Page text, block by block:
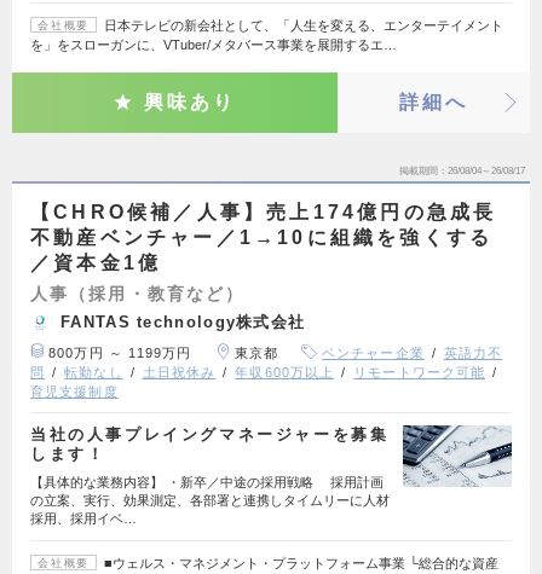
会社概要
日本テレビの新会社として、「人生を変える、エンターテイメント
を」をスローガンに、VTuber/メタバース事業を展開するエ…
興味あり 詳細へ
掲載期間 26/08/04～26/08/17
【CHRO候補／人事】売上174億円の急成長
不動産ベンチャー／1→10に組織を強くする
／資本金1億
人事（採用・教育など）
FANTAS technology株式会社
800万円 ～ 1199万円 東京都 ベンチャー企業
英語力不
問
転勤なし 土日祝休み 年収600万以上
リモートワーク可能
育児支援制度
当社の人事プレイングマネージャーを募集
します！
【具体的な業務内容】 ・新卒／中途の採用戦略 採用計画
の立案、実行、効果測定、各部署と連携しタイムリーに人材
採用、採用イベ…
会社概要
■ウェルス・マネジメント・プラットフォーム事業 └総合的な資産